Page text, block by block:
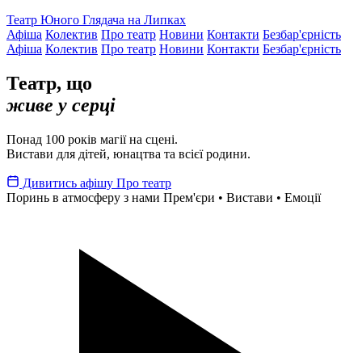
Театр Юного Глядача на Липках
Афіша Колектив Про театр Новини Контакти Безбар'єрність
Афіша Колектив Про театр Новини Контакти Безбар'єрність
Театр, що
живе у серці
Понад 100 років магії на сцені.
Вистави для дітей, юнацтва та всієї родини.
Дивитись афішу Про театр
Поринь в атмосферу з нами Прем'єри • Вистави • Емоції